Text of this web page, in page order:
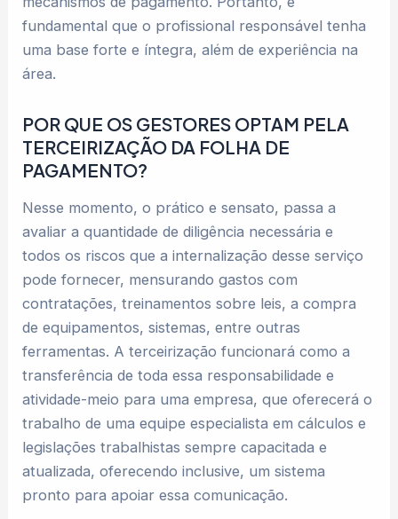
fundamental que o profissional responsável tenha
uma base forte e íntegra, além de experiência na
área.
POR QUE OS GESTORES OPTAM PELA
TERCEIRIZAÇÃO DA FOLHA DE
PAGAMENTO?
Nesse momento, o prático e sensato, passa a
avaliar a quantidade de diligência necessária e
todos os riscos que a internalização desse serviço
pode fornecer, mensurando gastos com
contratações, treinamentos sobre leis, a compra
de equipamentos, sistemas, entre outras
ferramentas. A terceirização funcionará como a
transferência de toda essa responsabilidade e
atividade-meio para uma empresa, que oferecerá o
trabalho de uma equipe especialista em cálculos e
legislações trabalhistas sempre capacitada e
atualizada, oferecendo inclusive, um sistema
pronto para apoiar essa comunicação.